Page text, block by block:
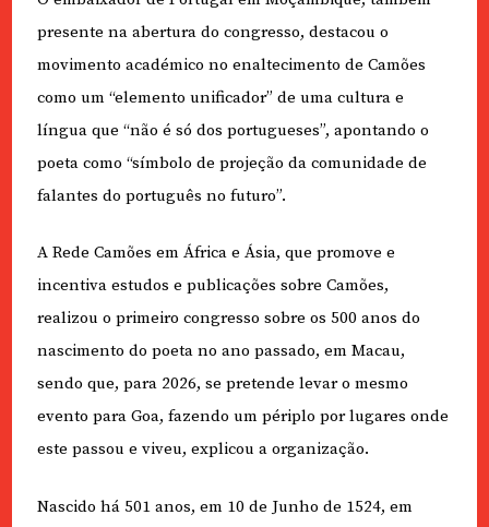
presente na abertura do congresso, destacou o
movimento académico no enaltecimento de Camões
como um “elemento unificador” de uma cultura e
língua que “não é só dos portugueses”, apontando o
poeta como “símbolo de projeção da comunidade de
falantes do português no futuro”.
A Rede Camões em África e Ásia, que promove e
incentiva estudos e publicações sobre Camões,
realizou o primeiro congresso sobre os 500 anos do
nascimento do poeta no ano passado, em Macau,
sendo que, para 2026, se pretende levar o mesmo
evento para Goa, fazendo um périplo por lugares onde
este passou e viveu, explicou a organização.
Nascido há 501 anos, em 10 de Junho de 1524, em